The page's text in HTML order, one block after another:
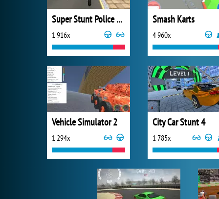
Super Stunt Police Bike Simulator 3D
1 916x
Smash Karts
4 960x
Vehicle Simulator 2
1 294x
City Car Stunt 4
1 785x